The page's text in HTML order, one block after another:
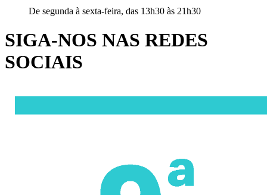
De segunda à sexta-feira, das 13h30 às 21h30
SIGA-NOS NAS REDES
SOCIAIS